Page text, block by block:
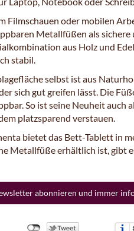
Filmschauen oder mobilen
Metallfüßen als
aus Holz und
stabil.
selbst ist aus
sich gut greifen lässt. Die
So ist seine Neuheit auch
platzsparend verstauen.
bietet das Bett-Tablett in
Metallfüße erhältlich ist, gibt
abonnieren und immer